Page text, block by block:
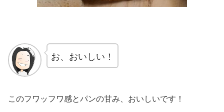
お、おいしい！
このフワッフワ感とパンの甘み、おいしいです！